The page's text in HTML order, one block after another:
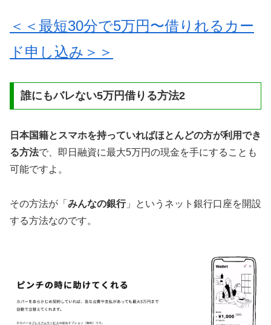
＜＜最短30分で5万円〜借りれるカー
ド申し込み＞＞
誰にもバレない5万円借りる方法2
日本国籍とスマホを持っていればほとんどの方が利用でき
る方法で、即日融資に最大5万円の現金を手にすることも
可能ですよ。
その方法が「 みんなの銀行」というネット銀行口座を開設
する方法なのです。